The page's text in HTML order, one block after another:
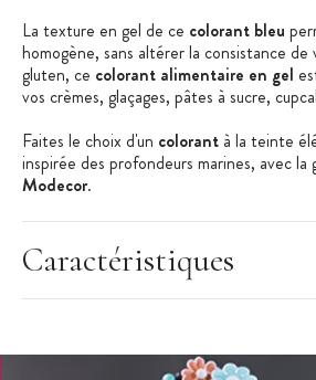
La texture en gel de ce colorant bleu
homogène, sans altérer la consistance de
gluten, ce colorant alimentaire en gel
vos crèmes, glaçages, pâtes à sucre,
Faites le choix d'un colorant à la teinte
inspirée des profondeurs marines, avec la
Modecor.
Colorant Professionnel
Couleur Intense
Caractéristiques du Colorant Alimentaire :
Caractéristiques